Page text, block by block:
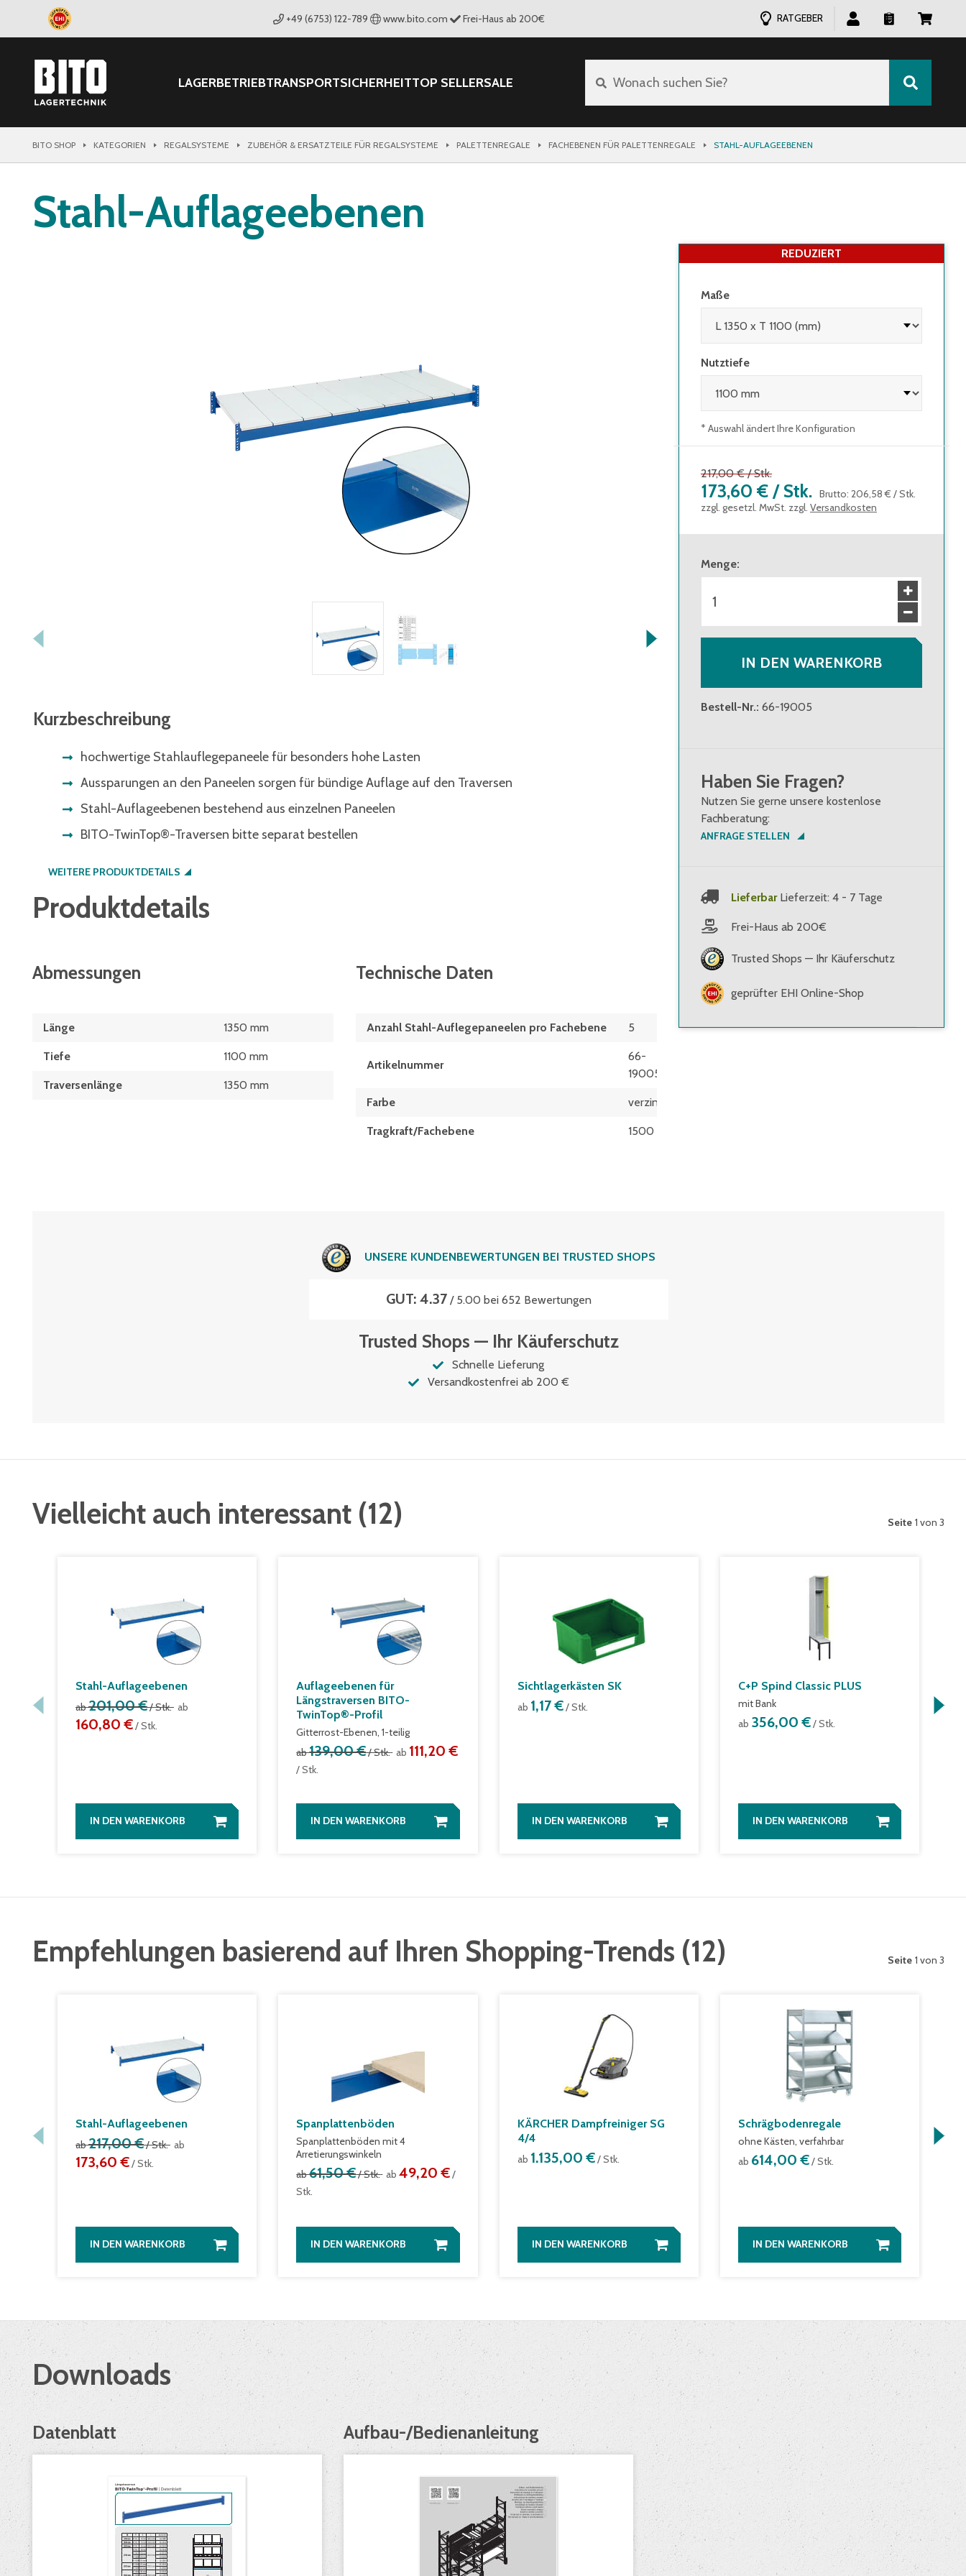
+49 (6753) 122-789 www.bito.com Frei-Haus ab 200€ RATGEBER
LAGERBETRIEBTRANSPORTSICHERHEITTOP SELLERSALE Wonach suchen Sie?
BITO SHOP KATEGORIEN REGALSYSTEME ZUBEHÖR & ERSATZTEILE FÜR REGALSYSTEME PALETTENREGALE FACHEBENEN FÜR PALETTENREGALE STAHL-AUFLAGEEBENEN
Stahl-Auflageebenen
Kurzbeschreibung
hochwertige Stahlauflegepaneele für besonders hohe Lasten
Aussparungen an den Paneelen sorgen für bündige Auflage auf den Traversen
Stahl-Auflageebenen bestehend aus einzelnen Paneelen
BITO-TwinTop®-Traversen bitte separat bestellen
WEITERE PRODUKTDETAILS
Produktdetails
Abmessungen
Länge 1350 mm
Tiefe 1100 mm
Traversenlänge 1350 mm
Technische Daten
Anzahl Stahl-Auflegepaneelen pro Fachebene 5
Artikelnummer
66-
19005
Farbe verzinkt
Tragkraft/Fachebene 1500 kg
REDUZIERT
Maße
Nutztiefe
* Auswahl ändert Ihre Konfiguration
217,00 € /Stk.
173,60 € / Stk. Brutto: 206,58 € /Stk.
zzgl. gesetzl. MwSt. zzgl. Versandkosten
Menge:
IN DEN WARENKORB
Bestell-Nr.: 66-19005
Haben Sie Fragen?
Nutzen Sie gerne unsere kostenlose
Fachberatung:
ANFRAGE STELLEN
Lieferbar Lieferzeit: 4 - 7 Tage
Frei-Haus ab 200€
Trusted Shops — Ihr Käuferschutz
geprüfter EHI Online-Shop
UNSERE KUNDENBEWERTUNGEN BEI TRUSTED SHOPS
GUT: 4.37/ 5.00 bei 652 Bewertungen
Trusted Shops — Ihr Käuferschutz
Schnelle Lieferung
Versandkostenfrei ab 200 €
Vielleicht auch interessant (12) Seite 1 von 3
Stahl-Auflageebenen
ab201,00 €/ Stk. ab
160,80 €/ Stk.
IN DEN WARENKORB
Auflageebenen für
Längstraversen BITO-
TwinTop®-Profil
Gitterrost-Ebenen, 1-teilig
ab139,00 €/ Stk. ab 111,20 €
/ Stk.
IN DEN WARENKORB
Sichtlagerkästen SK
ab 1,17 €/ Stk.
IN DEN WARENKORB
C+P Spind Classic PLUS
mit Bank
ab 356,00 €/ Stk.
IN DEN WARENKORB
Empfehlungen basierend auf Ihren Shopping-Trends (12) Seite 1 von 3
Stahl-Auflageebenen
ab217,00 €/ Stk. ab
173,60 €/ Stk.
IN DEN WARENKORB
Spanplattenböden
Spanplattenböden mit 4
Arretierungswinkeln
ab61,50 €/ Stk. ab49,20 €/
Stk.
IN DEN WARENKORB
KÄRCHER Dampfreiniger SG
4/4
ab 1.135,00 €/ Stk.
IN DEN WARENKORB
Schrägbodenregale
ohne Kästen, verfahrbar
ab 614,00 €/ Stk.
IN DEN WARENKORB
Downloads
Datenblatt Aufbau-/Bedienanleitung